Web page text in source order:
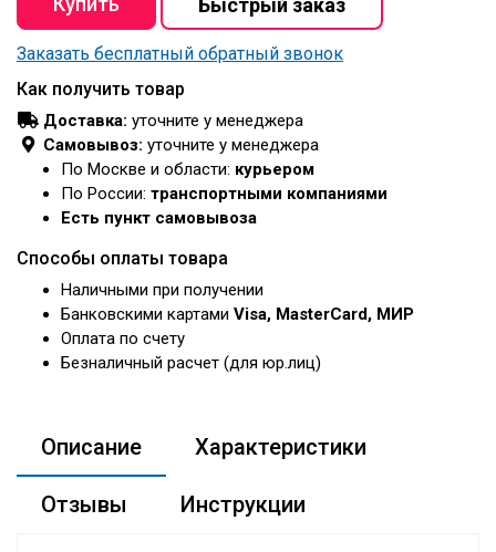
Заказать бесплатный обратный звонок
Как получить товар
Доставка: уточните у менеджера
Самовывоз: уточните у менеджера
По Москве и области: курьером
По России: транспортными компаниями
Есть пункт самовывоза
Способы оплаты товара
Наличными при получении
Банковскими картами Visa, MasterCard, МИР
Оплата по счету
Безналичный расчет (для юр.лиц)
Описание Характеристики
Отзывы Инструкции